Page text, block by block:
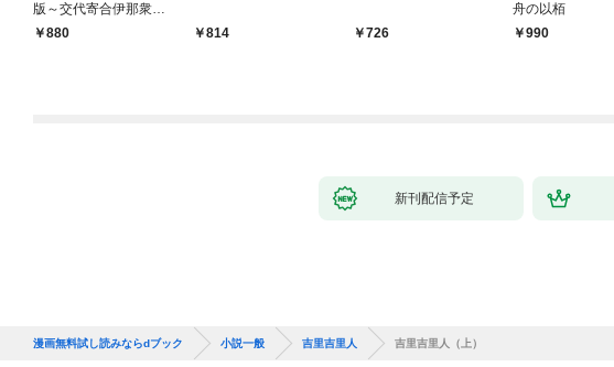
版～交代寄合伊那衆異
聞（1）～
880 814 726
舟の以栢
990
新刊配信予定
漫画無料試し読みならdブック 小説一般 吉里吉里人 吉里吉里人（上）